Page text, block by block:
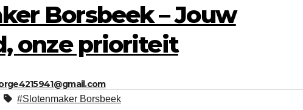
Borsbeek – Jouw
onze prioriteit
#Slotenmaker Borsbeek